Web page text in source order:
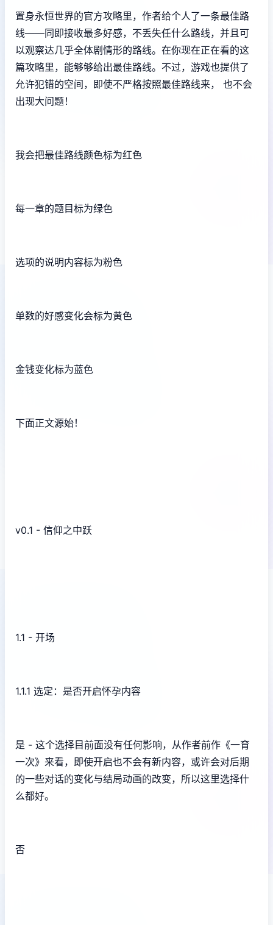
置身永恒世界的官方攻略里，作者给个人了一条最佳路
线——同即接收最多好感，不丢失任什么路线，并且可
以观察达几乎全体剧情形的路线。在你现在正在看的这
篇攻略里，能够够给出最佳路线。不过，游戏也提供了
允许犯错的空间，即使不严格按照最佳路线来， 也不会
出现大问题！
我会把最佳路线颜色标为红色
每一章的题目标为绿色
选项的说明内容标为粉色
单数的好感变化会标为黄色
金钱变化标为蓝色
下面正文源始！
v0.1 - 信仰之中跃
1.1 - 开场
1.1.1 选定：是否开启怀孕内容
是 - 这个选择目前面没有任何影响，从作者前作《一育
一次》来看，即使开启也不会有新内容，或许会对后期
的一些对话的变化与结局动画的改变，所以这里选择什
么都好。
否